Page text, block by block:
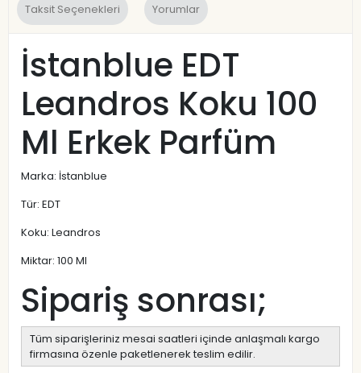
Taksit Seçenekleri Yorumlar
İstanblue EDT
Leandros Koku 100
Ml Erkek Parfüm
Marka: İstanblue
Tür: EDT
Koku: Leandros
Miktar: 100 Ml
Sipariş sonrası;
Tüm siparişleriniz mesai saatleri içinde anlaşmalı kargo
firmasına özenle paketlenerek teslim edilir.